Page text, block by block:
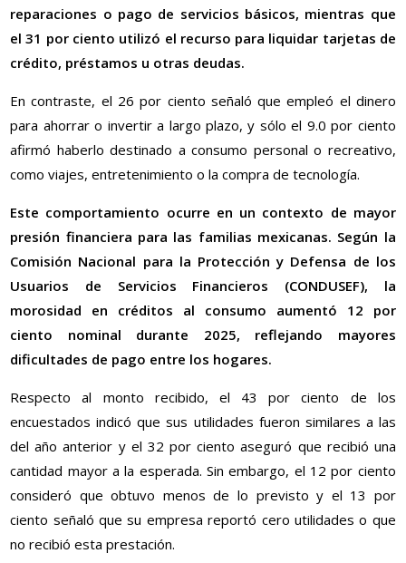
reparaciones o pago de servicios básicos, mientras que
el 31 por ciento utilizó el recurso para liquidar tarjetas de
crédito, préstamos u otras deudas.
En contraste, el 26 por ciento señaló que empleó el dinero
para ahorrar o invertir a largo plazo, y sólo el 9.0 por ciento
afirmó haberlo destinado a consumo personal o recreativo,
como viajes, entretenimiento o la compra de tecnología.
Este comportamiento ocurre en un contexto de mayor
presión financiera para las familias mexicanas. Según la
Comisión Nacional para la Protección y Defensa de los
Usuarios de Servicios Financieros (CONDUSEF), la
morosidad en créditos al consumo aumentó 12 por
ciento nominal durante 2025, reflejando mayores
dificultades de pago entre los hogares.
Respecto al monto recibido, el 43 por ciento de los
encuestados indicó que sus utilidades fueron similares a las
del año anterior y el 32 por ciento aseguró que recibió una
cantidad mayor a la esperada. Sin embargo, el 12 por ciento
consideró que obtuvo menos de lo previsto y el 13 por
ciento señaló que su empresa reportó cero utilidades o que
no recibió esta prestación.